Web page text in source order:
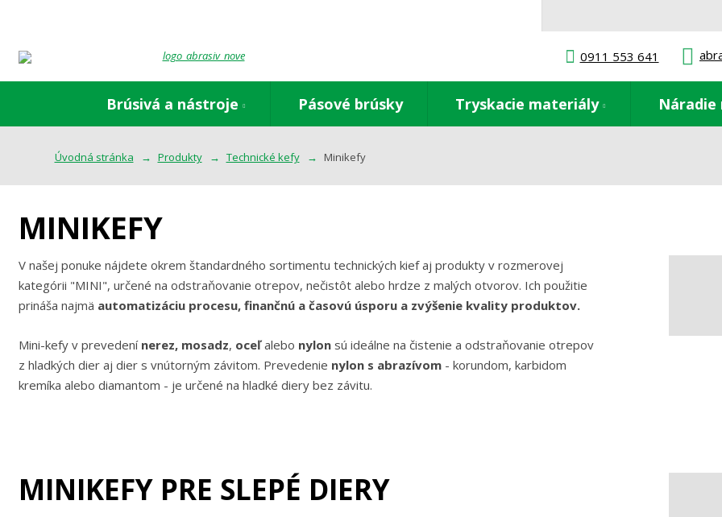
0911 553 641
Brúsivá a nástroje Pásové brúsky Tryskacie materiály Náradie
Úvodná stránka Produkty Technické kefy Minikefy
MINIKEFY
V našej ponuke nájdete okrem štandardného sortimentu technických kief aj produkty v rozmerovej
kategórii "MINI", určené na odstraňovanie otrepov, nečistôt alebo hrdze z malých otvorov. Ich použitie
prináša najmä automatizáciu procesu, finančnú a časovú úsporu a zvýšenie kvality produktov.
Mini-kefy v prevedení nerez, mosadz, oceľalebo nylonsú ideálne na čistenie a odstraňovanie otrepov
z hladkých dier aj dier s vnútorným závitom. Prevedenie nylon s abrazívom- korundom, karbidom
kremíka alebo diamantom - je určené na hladké diery bez závitu.
MINIKEFY PRE SLEPÉ DIERY